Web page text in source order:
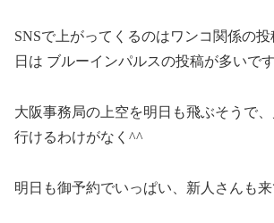
SNSで上がってくるのはワンコ関係の
日は ブルーインパルスの投稿が多いです
大阪事務局の上空を明日も飛ぶそうで
行けるわけがなく^^
明日も御予約でいっぱい、新人さんも来